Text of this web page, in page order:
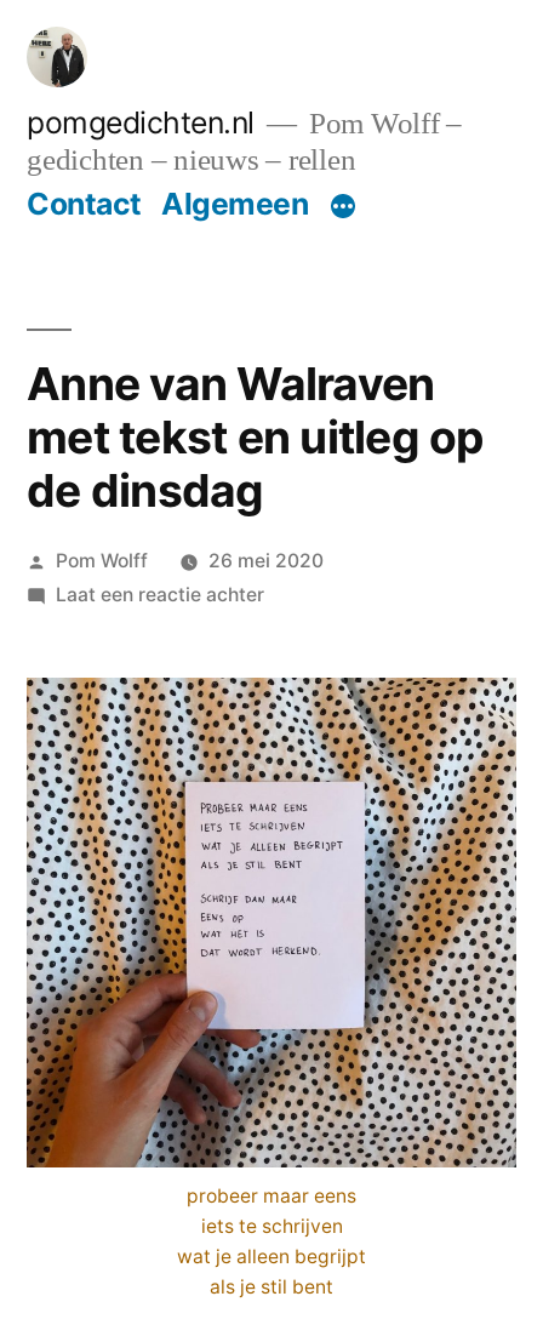
naar
inhoud
pomgedichten.nl
Pom Wolff –
gedichten – nieuws – rellen
Contact Algemeen
Anne van Walraven
met tekst en uitleg op
de dinsdag
Geplaatst
door
Pom Wolff
26 mei 2020
Laat een reactie achterop
Walraven
met
tekst
uitleg
op
de
dinsdag
probeer maar eens
iets te schrijven
wat je alleen begrijpt
als je stil bent